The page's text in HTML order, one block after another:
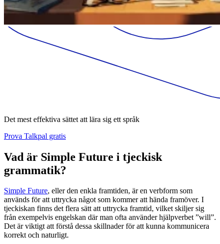
Det mest effektiva sättet att lära sig ett språk
Prova Talkpal gratis
Vad är Simple Future i tjeckisk
grammatik?
Simple Future, eller den enkla framtiden, är en verbform som
används för att uttrycka något som kommer att hända framöver. I
tjeckiskan finns det flera sätt att uttrycka framtid, vilket skiljer sig
från exempelvis engelskan där man ofta använder hjälpverbet ”will”.
Det är viktigt att förstå dessa skillnader för att kunna kommunicera
korrekt och naturligt.